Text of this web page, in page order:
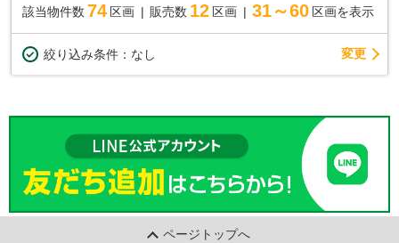
該当物件数 74 区画 販売数 12 区画 31～60 区画を表示
絞り込み条件： なし 変更
ページトップへ